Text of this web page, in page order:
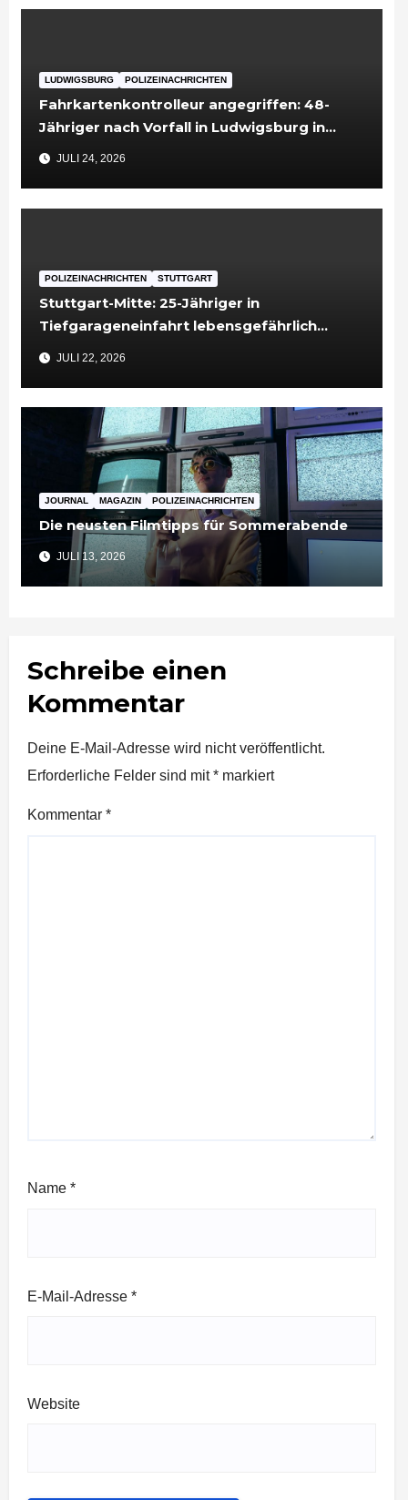
LUDWIGSBURG POLIZEINACHRICHTEN
Fahrkartenkontrolleur angegriffen: 48-
Jähriger nach Vorfall in Ludwigsburg in
Untersuchungshaft
JULI 24, 2026
POLIZEINACHRICHTEN STUTTGART
Stuttgart-Mitte: 25-Jähriger in
Tiefgarageneinfahrt lebensgefährlich
verletzt
JULI 22, 2026
JOURNAL MAGAZIN POLIZEINACHRICHTEN
Die neusten Filmtipps für Sommerabende
JULI 13, 2026
Schreibe einen
Kommentar
Deine E-Mail-Adresse wird nicht veröffentlicht.
Erforderliche Felder sind mit* markiert
Kommentar *
Name *
E-Mail-Adresse *
Website